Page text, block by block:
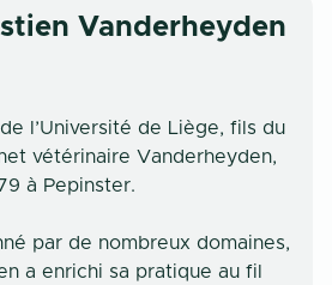
Vanderheyden
l’Université de Liège, fils du
vétérinaire Vanderheyden,
à Pepinster.
par de nombreux domaines,
a enrichi sa pratique au fil